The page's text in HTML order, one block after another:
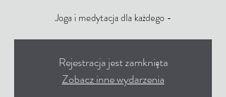
Joga i medytacja dla każdego -
Rejestracja jest zamknięta
Zobacz inne wydarzenia